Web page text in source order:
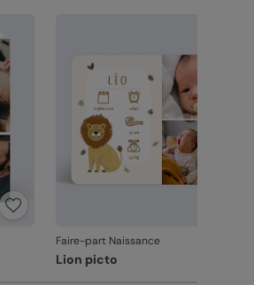
mise en page), le
Faire-part Naissance
Lion picto